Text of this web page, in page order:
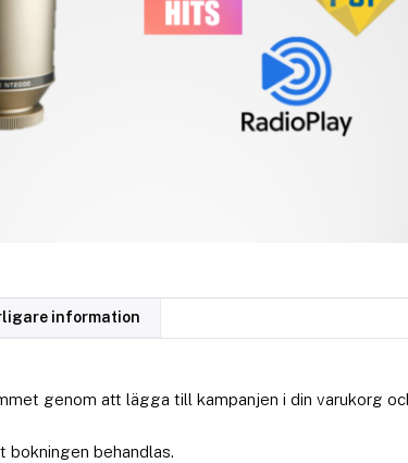
information
genom att lägga till kampanjen i din varukorg
bokningen behandlas.